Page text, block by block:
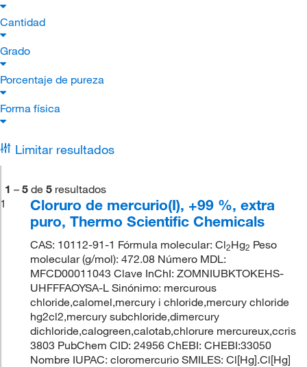
Cantidad
Grado
Porcentaje de pureza
Forma física
Limitar resultados
1 – 5 de 5 resultados
1
Cloruro de mercurio(I), +99 %, extra
puro, Thermo Scientific Chemicals
CAS: 10112-91-1 Fórmula molecular: Cl2Hg2 Peso
molecular (g/mol): 472.08 Número MDL:
MFCD00011043 Clave InChI: ZOMNIUBKTOKEHS-
UHFFFAOYSA-L Sinónimo: mercurous
chloride,calomel,mercury i chloride,mercury chloride
hg2cl2,mercury subchloride,dimercury
dichloride,calogreen,calotab,chlorure mercureux,ccris
3803 PubChem CID: 24956 ChEBI: CHEBI:33050
Nombre IUPAC: cloromercurio SMILES: Cl[Hg].Cl[Hg]